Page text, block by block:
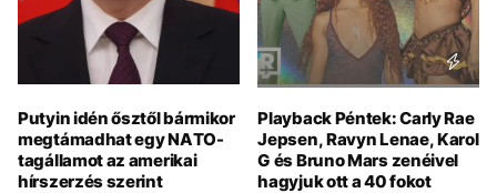
Putyin idén ősztől bármikor
megtámadhat egy NATO-
tagállamot az amerikai
hírszerzés szerint
Playback Péntek: Carly Rae
Jepsen, Ravyn Lenae, Karol
G és Bruno Mars zenéivel
hagyjuk ott a 40 fokot